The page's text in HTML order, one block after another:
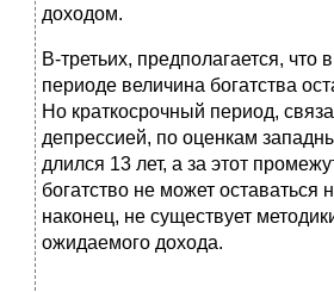
доходом.
В-третьих, предполагается, что
периоде величина богатства
Но краткосрочный период,
депрессией, по оценкам
длился 13 лет, а за этот
богатство не может
наконец, не существует
ожидаемого дохода.